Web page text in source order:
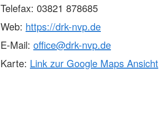
Telefax: 03821 878685
Web: https://drk-nvp.de
E-Mail: office@drk-nvp.de
Karte: Link zur Google Maps Ansicht